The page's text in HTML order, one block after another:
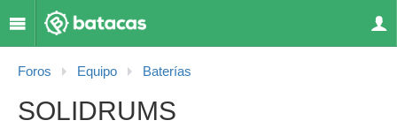
Foros Equipo Baterías
SOLIDRUMS